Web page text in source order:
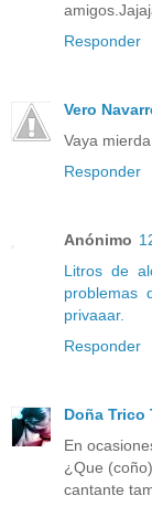
Responder
Vero
Vaya
Responder
Anónimo
Litros de
problemas
privaaar.
Responder
Doña Trico
En
¿Que
cantante